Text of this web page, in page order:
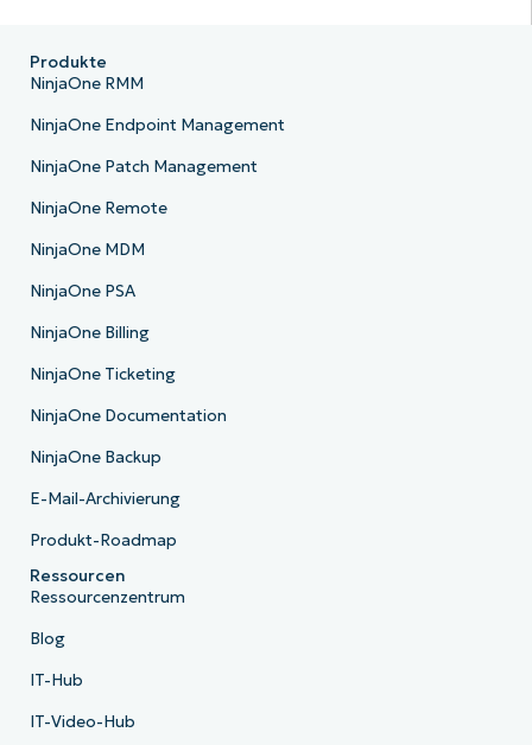
Produkte
NinjaOne RMM
NinjaOne Endpoint Management
NinjaOne Patch Management
NinjaOne Remote
NinjaOne MDM
NinjaOne PSA
NinjaOne Billing
NinjaOne Ticketing
NinjaOne Documentation
NinjaOne Backup
E-Mail-Archivierung
Produkt-Roadmap
Ressourcen
Ressourcenzentrum
Blog
IT-Hub
IT-Video-Hub